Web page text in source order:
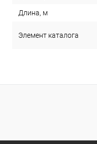
Длина, м
Элемент каталога